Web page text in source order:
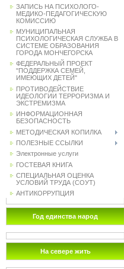
ЗАПИСЬ НА ПСИХОЛОГО-
МЕДИКО-ПЕДАГОГИЧЕСКУЮ
КОМИССИЮ
МУНИЦИПАЛЬНАЯ
ПСИХОЛОГИЧЕСКАЯ СЛУЖБА В
СИСТЕМЕ ОБРАЗОВАНИЯ
ГОРОДА МОНЧЕГОРСКА
ФЕДЕРАЛЬНЫЙ ПРОЕКТ
"ПОДДЕРЖКА СЕМЕЙ,
ИМЕЮЩИХ ДЕТЕЙ"
ПРОТИВОДЕЙСТВИЕ
ИДЕОЛОГИИ ТЕРРОРИЗМА И
ЭКСТРЕМИЗМА
ИНФОРМАЦИОННАЯ
БЕЗОПАСНОСТЬ
МЕТОДИЧЕСКАЯ КОПИЛКА
ПОЛЕЗНЫЕ ССЫЛКИ
Электронные услуги
ГОСТЕВАЯ КНИГА
СПЕЦИАЛЬНАЯ ОЦЕНКА
УСЛОВИЙ ТРУДА (СОУТ)
АНТИКОРРУПЦИЯ
Год единства народ
На севере жить